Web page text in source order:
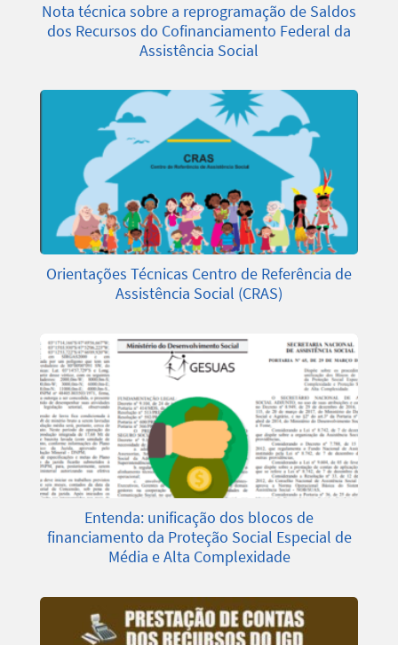
Nota técnica sobre a reprogramação de Saldos
dos Recursos do Cofinanciamento Federal da
Assistência Social
Orientações Técnicas Centro de Referência de
Assistência Social (CRAS)
Entenda: unificação dos blocos de
financiamento da Proteção Social Especial de
Média e Alta Complexidade